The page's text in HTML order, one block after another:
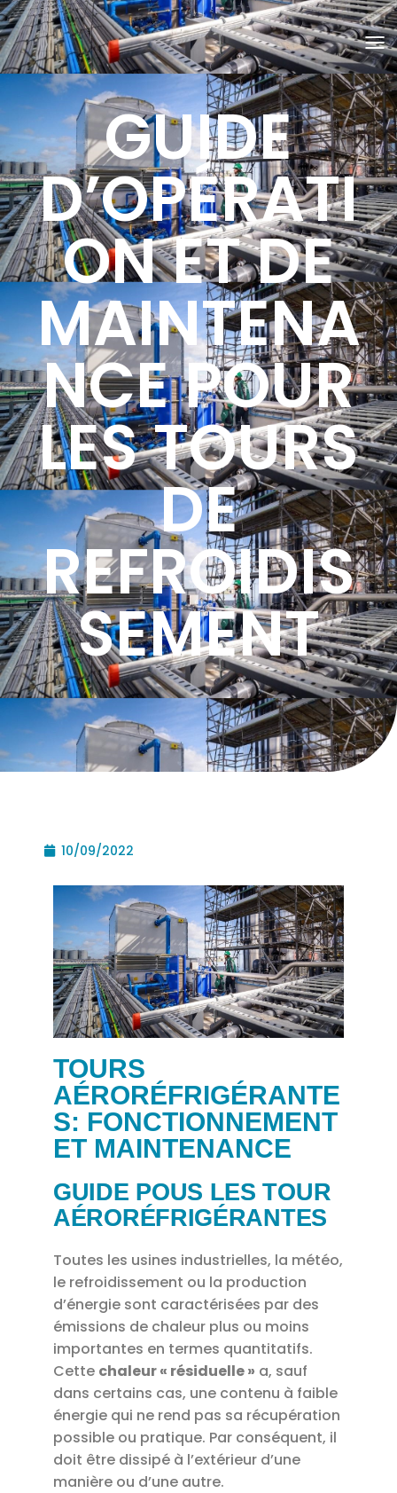
O
U
V
R
I
R
/
F
E
R
M
E
R
L
A
N
A
V
I
G
A
T
I
O
N
GUIDE
D’OPÉRATI
ON ET DE
MAINTENA
NCE POUR
LES TOURS
DE
REFROIDIS
SEMENT
10/09/2022
TOURS
AÉRORÉFRIGÉRANTE
S: FONCTIONNEMENT
ET MAINTENANCE
GUIDE POUS LES TOUR
AÉRORÉFRIGÉRANTES
Toutes les usines industrielles, la météo,
le refroidissement ou la production
d’énergie sont caractérisées par des
émissions de chaleur plus ou moins
importantes en termes quantitatifs.
Cette chaleur « résiduelle » a, sauf
dans certains cas, une contenu à faible
énergie qui ne rend pas sa récupération
possible ou pratique. Par conséquent, il
doit être dissipé à l’extérieur d’une
manière ou d’une autre.